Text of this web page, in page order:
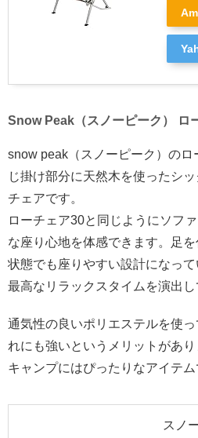
Snow Peak（スノーピーク） ロ
snow peak（スノーピーク）のロ
じ掛け部分に天然木を使ったシ
チェアです。
ローチェア30と同じようにソフ
な座り心地を体感できます。足
状態でも座りやすい設計になっ
最高なリラックスタイムを演出し
通気性の良いポリエステルを使
れにも強いというメリットがあ
キャンプにはぴったりなアイテム
スノ